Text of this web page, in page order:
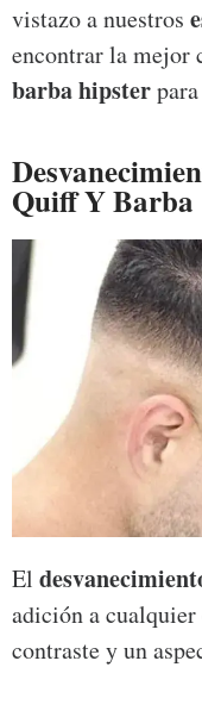
vistazo a nuestros
encontrar la mejor
barba hipster
Quiff Y Barba
El
adición a cualquier
contraste y un